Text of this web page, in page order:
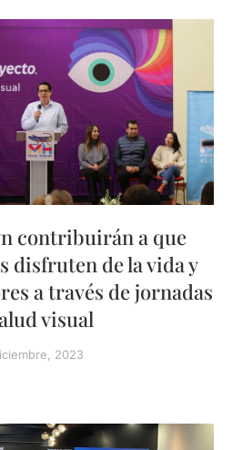
contribuirán a que
disfruten de la vida y
a través de jornadas
visual
2023